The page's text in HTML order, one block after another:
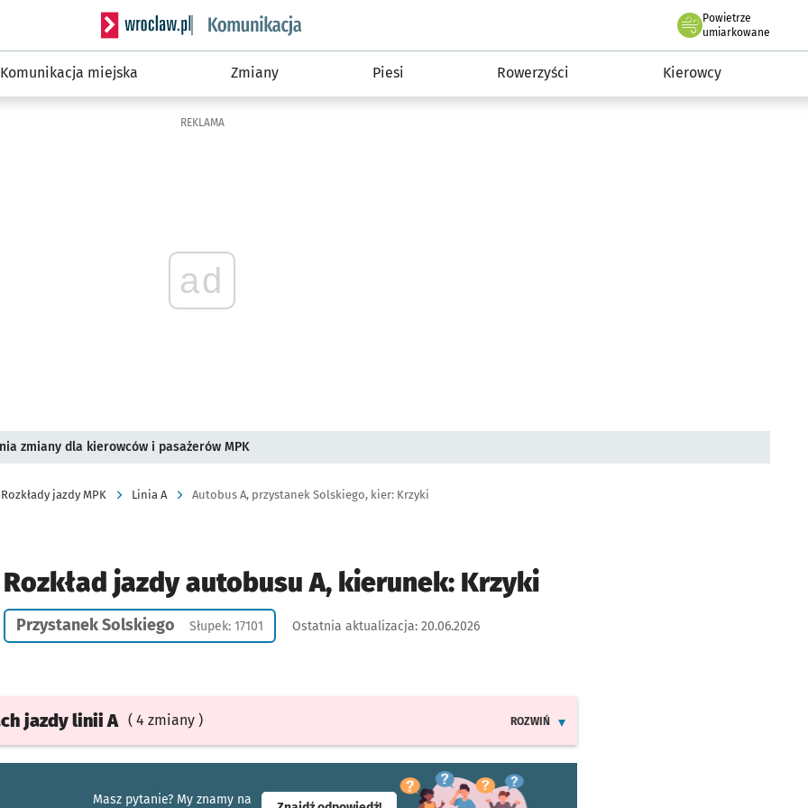
Serwis informacyjny wroclaw.pl podserwis: Komunikacja
Powietrze
we Wrocławiu
umiarkowane
Komunikacja miejska Zmiany Piesi Rowerzyści Kierowcy
REKLAMA
ad
zmiany dla kierowców i pasażerów MPK
Rozkłady jazdy MPK Linia A Autobus A, przystanek Solskiego, kier: Krzyki
Rozkład jazdy autobusu A, kierunek: Krzyki
Przystanek Solskiego Słupek: 17101 Ostatnia aktualizacja: 20.06.2026
jazdylinii A ( 4 zmiany )
ROZWIŃ
Masz pytanie? My znamy na